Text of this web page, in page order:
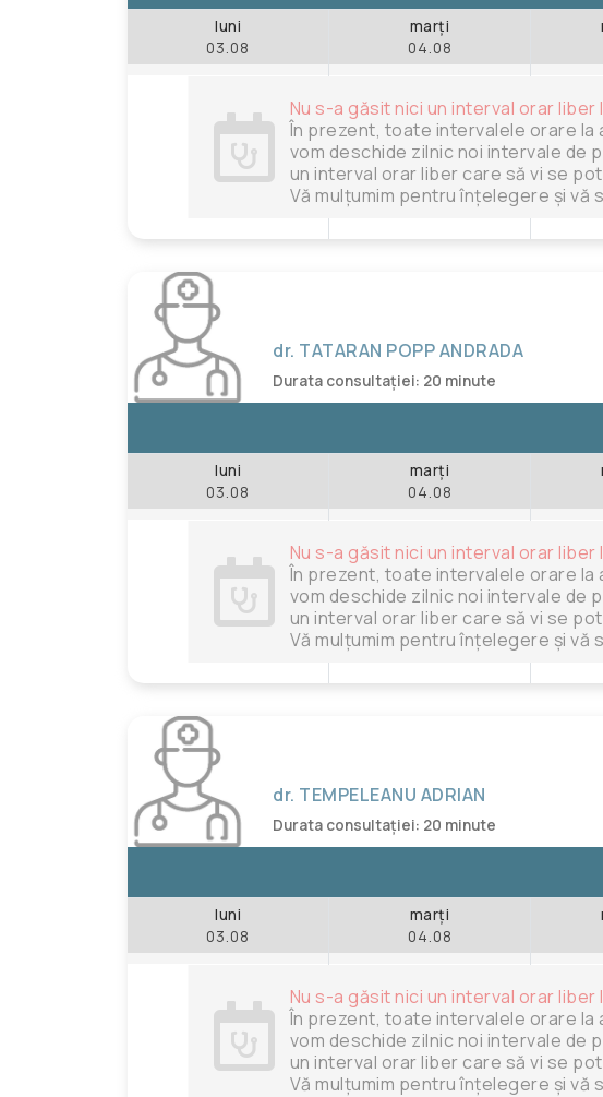
luni
03.08
marți
04.08
Nu s-a găsit nici un interval orar liber
În prezent, toate intervalele orare
vom deschide zilnic noi intervale de
un interval orar liber care să vi se
Vă mulțumim pentru înțelegere și
dr. TATARAN POPP ANDRADA
Durata consultației: 20 minute
luni
03.08
marți
04.08
Nu s-a găsit nici un interval orar liber
În prezent, toate intervalele orare
vom deschide zilnic noi intervale de
un interval orar liber care să vi se
Vă mulțumim pentru înțelegere și
dr. TEMPELEANU ADRIAN
Durata consultației: 20 minute
luni
03.08
marți
04.08
Nu s-a găsit nici un interval orar liber
În prezent, toate intervalele orare
vom deschide zilnic noi intervale de
un interval orar liber care să vi se
Vă mulțumim pentru înțelegere și